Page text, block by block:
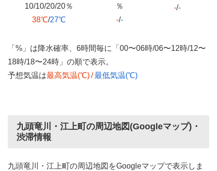
10/10/20/20％
38℃/27℃
％
-/-
-/-
「%」は降水確率、6時間毎に「00〜06時/06〜12時/12〜
18時/18〜24時」の順で表示。
予想気温は最高気温(℃)/最低気温(℃)
九頭竜川・江上町の周辺地図(Googleマップ)・
渋滞情報
九頭竜川・江上町の周辺地図をGoogleマップで表示しま